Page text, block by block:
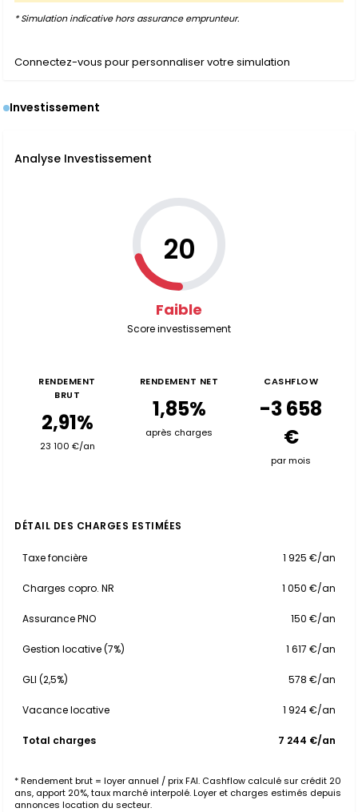
* Simulation indicative hors assurance emprunteur.
Connectez-vous pour personnaliser votre simulation
Investissement
Analyse Investissement
20
Faible
Score investissement
RENDEMENT
BRUT
2,91%
23 100 €/an
RENDEMENT NET
1,85%
après charges
CASHFLOW
-3 658
€
par mois
DÉTAIL DES CHARGES ESTIMÉES
Taxe foncière 1 925 €/an
Charges copro. NR 1 050 €/an
Assurance PNO 150 €/an
Gestion locative (7%) 1 617 €/an
GLI (2,5%) 578 €/an
Vacance locative 1 924 €/an
Total charges 7 244 €/an
* Rendement brut = loyer annuel / prix FAI. Cashflow calculé sur crédit 20
ans, apport 20%, taux marché interpolé. Loyer et charges estimés depuis
annonces location du secteur.